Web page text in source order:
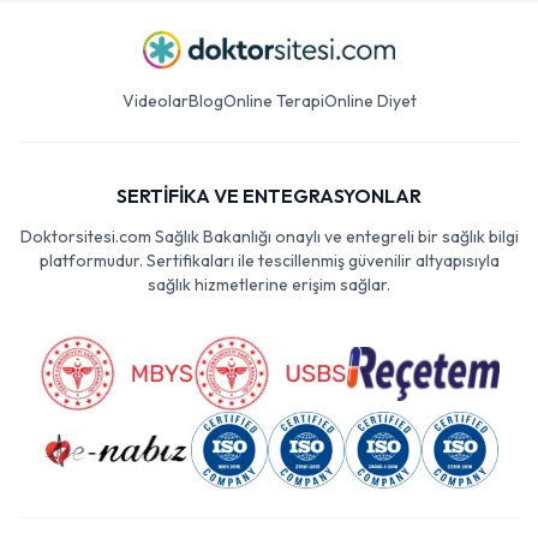
VideolarBlogOnline TerapiOnline Diyet
SERTİFİKA VE ENTEGRASYONLAR
Doktorsitesi.com Sağlık Bakanlığı onaylı ve entegreli bir sağlık bilgi
platformudur. Sertifikaları ile tescillenmiş güvenilir altyapısıyla
sağlık hizmetlerine erişim sağlar.